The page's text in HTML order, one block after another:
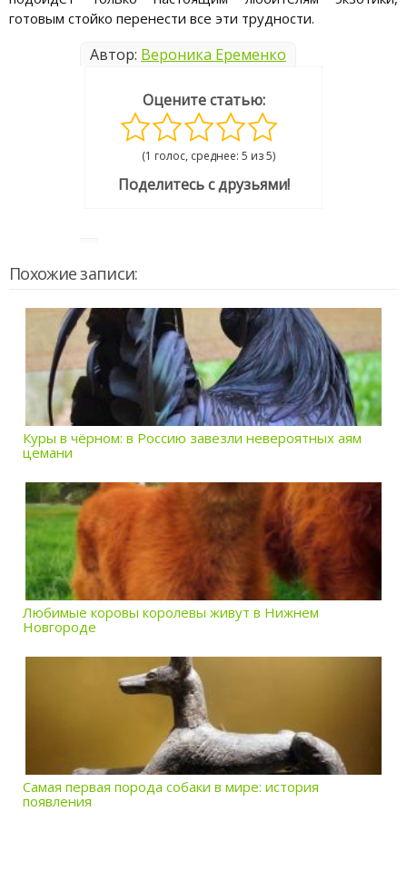
готовым стойко перенести все эти трудности.
Автор: Вероника Еременко
Оцените статью:
(1 голос, среднее: 5 из 5)
Поделитесь с друзьями!
Похожие записи:
Куры в чёрном: в Россию завезли невероятных аям
цемани
Любимые коровы королевы живут в Нижнем
Новгороде
Самая первая порода собаки в мире: история
появления